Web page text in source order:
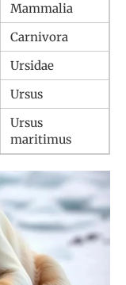
Mammalia
Carnivora
Ursidae
Ursus
Ursus
maritimus